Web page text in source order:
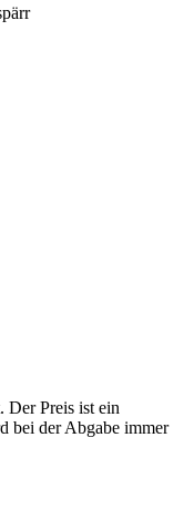
Der Preis ist ein
bei der Abgabe immer